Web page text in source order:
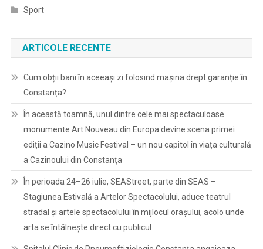
Sport
ARTICOLE RECENTE
Cum obții bani în aceeași zi folosind mașina drept garanție în
Constanța?
În această toamnă, unul dintre cele mai spectaculoase
monumente Art Nouveau din Europa devine scena primei
ediții a Cazino Music Festival – un nou capitol în viața culturală
a Cazinoului din Constanța
În perioada 24–26 iulie, SEAStreet, parte din SEAS –
Stagiunea Estivală a Artelor Spectacolului, aduce teatrul
stradal și artele spectacolului în mijlocul orașului, acolo unde
arta se întâlnește direct cu publicul